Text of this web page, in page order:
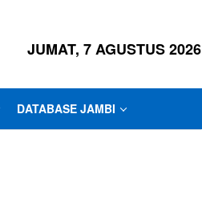
JUMAT, 7 AGUSTUS 2026
DATABASE JAMBI